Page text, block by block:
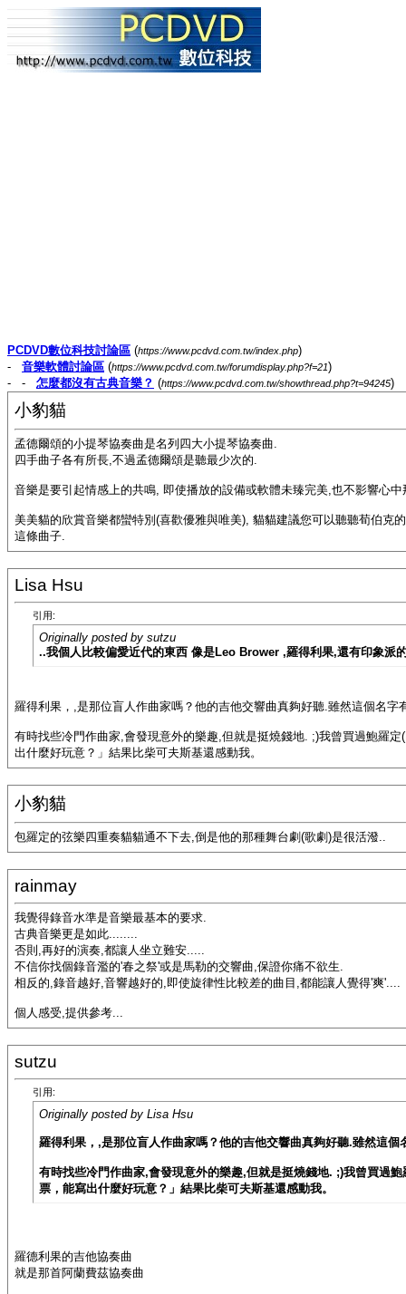
PCDVD數位科技討論區 (https://www.pcdvd.com.tw/index.php)
- 音樂軟體討論區 (https://www.pcdvd.com.tw/forumdisplay.php?f=21)
- - 怎麼都沒有古典音樂？ (https://www.pcdvd.com.tw/showthread.php?t=94245)
小豹貓
孟德爾頌的小提琴協奏曲是名列四大小提琴協奏曲.
四手曲子各有所長,不過孟德爾頌是聽最少次的.
音樂是要引起情感上的共鳴, 即使播放的設備或軟體未臻完美,也不影響心
美美貓的欣賞音樂都蠻特別(喜歡優雅與唯美), 貓貓建議您可以聽聽荀伯克
這條曲子.
Lisa Hsu
引用:
Originally posted by sutzu
..我個人比較偏愛近代的東西 像是Leo Brower ,羅得利果,還有印象派
羅得利果，,是那位盲人作曲家嗎？他的吉他交響曲真夠好聽.雖然這個名
有時找些冷門作曲家,會發現意外的樂趣,但就是挺燒錢地. ;)我曾買過鮑羅
出什麼好玩意？」結果比柴可夫斯基還感動我。
小豹貓
包羅定的弦樂四重奏貓貓通不下去,倒是他的那種舞台劇(歌劇)是很活潑..
rainmay
我覺得錄音水準是音樂最基本的要求.
古典音樂更是如此........
否則,再好的演奏,都讓人坐立難安.....
不信你找個錄音濫的'春之祭'或是馬勒的交響曲,保證你痛不欲生.
相反的,錄音越好,音響越好的,即使旋律性比較差的曲目,都能讓人覺得'爽'....
個人感受,提供參考...
sutzu
引用:
Originally posted by Lisa Hsu
羅得利果，,是那位盲人作曲家嗎？他的吉他交響曲真夠好聽.雖然這
有時找些冷門作曲家,會發現意外的樂趣,但就是挺燒錢地. ;)我曾買過
票，能寫出什麼好玩意？」結果比柴可夫斯基還感動我。
羅德利果的吉他協奏曲
就是那首阿蘭費茲協奏曲